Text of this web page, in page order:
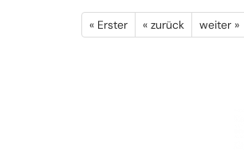
« Erster « zurück weiter »